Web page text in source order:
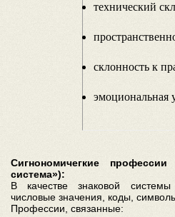
технический
склонность к
эмоциональная
Сигнономичегкие
система»):
В качестве знаковой
числовые значения, коды,
Профессии, связанные: